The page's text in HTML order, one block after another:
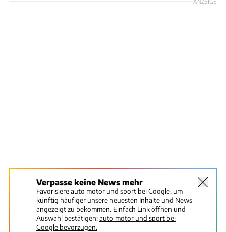
Verpasse keine News mehr
Favorisiere auto motor und sport bei Google, um
künftig häufiger unsere neuesten Inhalte und News
angezeigt zu bekommen. Einfach Link öffnen und
Auswahl bestätigen:auto motor und sport bei
Google bevorzugen.